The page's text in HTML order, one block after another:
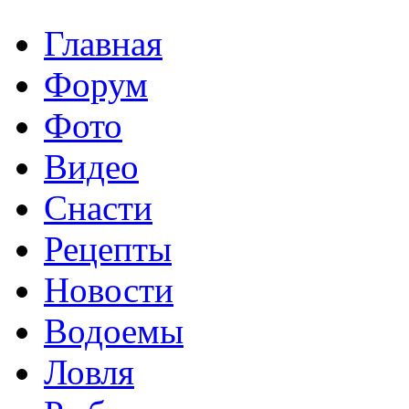
Главная
Форум
Фото
Видео
Снасти
Рецепты
Новости
Водоемы
Ловля